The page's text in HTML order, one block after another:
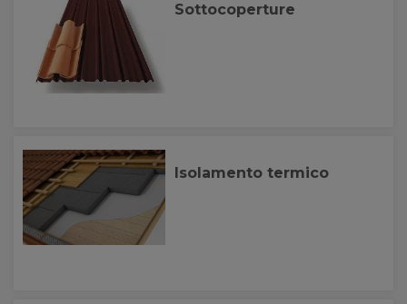
Sottocoperture
Isolamento termico